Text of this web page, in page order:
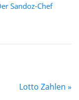
Sandoz-Chef
Lotto Zahlen »